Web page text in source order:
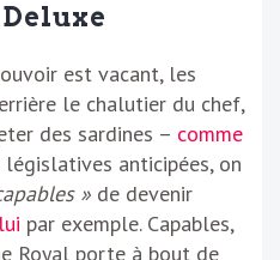
est vacant, les
le chalutier du chef,
des sardines – comme
législatives anticipées, on
» de devenir
lui par exemple. Capables,
Royal porte à bout de